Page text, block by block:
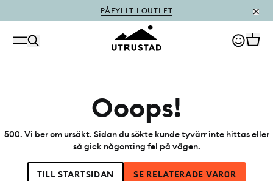
PÅFYLLT I OUTLET
Ooops!
500. Vi ber om ursäkt. Sidan du sökte kunde tyvärr inte hittas eller
så gick någonting fel på vägen.
TILL STARTSIDAN SE RELATERADE VAR0R